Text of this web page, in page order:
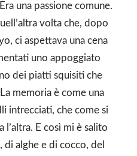
una passione comune.
volta che, dopo
ci aspettava una cena
uno appoggiato
dei piatti squisiti che
memoria è come una
intrecciati, che come si
l’altra. E così mi è salito
di alghe e di cocco, del